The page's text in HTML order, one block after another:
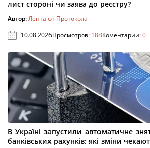
лист стороні чи заява до реєстру?
Автор:Лента от Протокола
10.08.2026Просмотров: 188Коментарии:0
В Україні запустили автоматичне
банківських рахунків: які зміни